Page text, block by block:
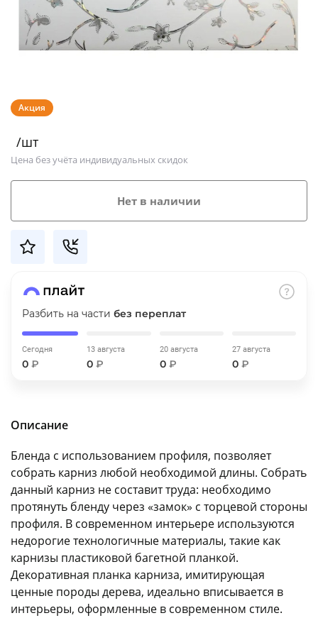
Акция
/шт
Цена без учёта индивидуальных скидок
Нет в наличии
Разбить на части без переплат
Сегодня
0 ₽
13 августа
0₽
20 августа
0 ₽
27 августа
0 ₽
Описание
Бленда с использованием профиля, позволяет
собрать карниз любой необходимой длины. Собрать
данный карниз не составит труда: необходимо
протянуть бленду через «замок» с торцевой стороны
профиля. В современном интерьере используются
недорогие технологичные материалы, такие как
карнизы пластиковой багетной планкой.
Декоративная планка карниза, имитирующая
ценные породы дерева, идеально вписывается в
интерьеры, оформленные в современном стиле.
Добавляйте товары
в корзину
25
Получайте товар
Оставшиеся75% будут
списываться
25
раз в 2
недели
plait.ru